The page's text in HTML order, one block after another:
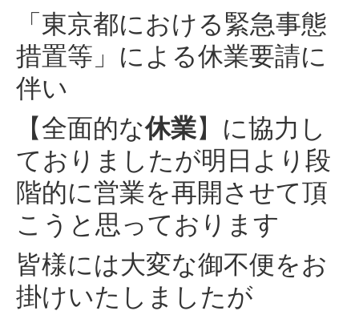
www.h4wp.com
420friendly 通販
「東京都における緊急事態
措置等」による休業要請に
伴い
【全面的な休業】に協力し
ておりましたが明日より段
階的に営業を再開させて頂
こうと思っております
皆様には大変な御不便をお
掛けいたしましたが